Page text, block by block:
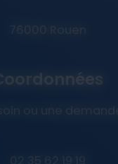
Coordonnées